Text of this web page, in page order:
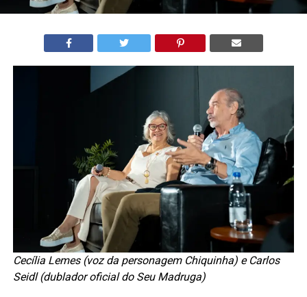
Cecília Lemes (voz da personagem Chiquinha) e Carlos
Seidl (dublador oficial do Seu Madruga)